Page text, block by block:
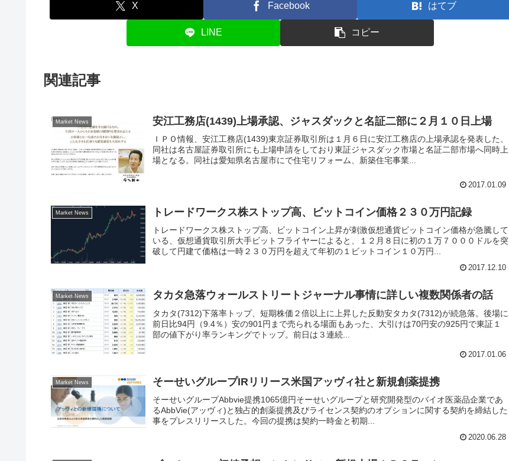
X Facebook はてブ
LINE コピー
関連記事
Market News 安江工務店(1439)上場承認、ジャスダックと名証二部に２月１０日上場
ＩＰＯ情報、安江工務店(1439)東京証券取引所は１月６日に安江工務店の上場承認を発表した、
同社は名古屋証券取引所にも上場申請をしており東証ジャスダック市場と名証二部市場へ同時上
場となる。同社は愛知県名古屋市にで住宅リフォーム、新築住宅事業...
2017.01.09
Market News トレードワークス株ストップ高、ビットコイン価格２３０万円記録
トレードワークス株ストップ高、ビットコイン上昇が刺激仮想通貨ビットコイン価格が急騰して
いる、仮想通貨取引所大手ビットフライヤーによると、１２月８日に初の１万７０００ドルを突
破して円建て価格は一時２３０万円を超えて年初の１ビットコイン１０万円...
2017.12.10
Market News タカタ急落ウォールストリートジャーナル事情に詳しい複数関係者の話
タカタ(7312)下落率トップ、短期株価２倍以上に上昇した反動安タカタ(7312)が続急落。後場に
前日比94円（9.4％）安の901円まで売られる場面もあった、大引けは70円安の925円で東証１
部の値下がり率ランキングでトップ。前日は３連続...
2017.01.06
Market News そーせいグループIRリリース米国アッヴィ社と新規創薬提携
そーせいグループAbbvie提携1065億円そーせいグループと研究開発型のバイオ医薬品企業であ
るAbbVie(アッヴィ)と独占的創薬提携及びライセンス契約のオプションに関する契約を締結した
事をプレスリリースした。今回の提携は契約一時金と初期...
2020.06.28